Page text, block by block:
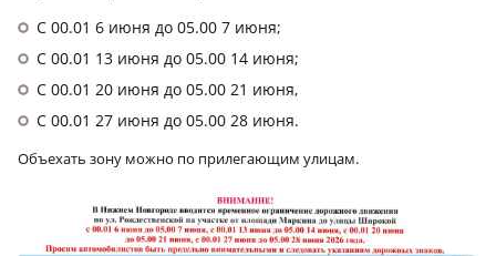
С 00.01 6 июня до 05.00 7 июня;
С 00.01 13 июня до 05.00 14 июня;
С 00.01 20 июня до 05.00 21 июня,
С 00.01 27 июня до 05.00 28 июня.
Объехать зону можно по прилегающим улицам.